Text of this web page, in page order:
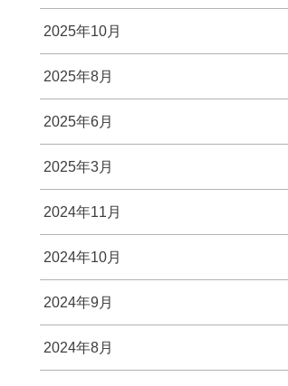
2025年10月
2025年8月
2025年6月
2025年3月
2024年11月
2024年10月
2024年9月
2024年8月